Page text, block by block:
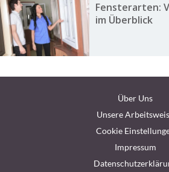
Fensterarten:
im Überblick
Über Uns
Unsere
Cookie
Impressum